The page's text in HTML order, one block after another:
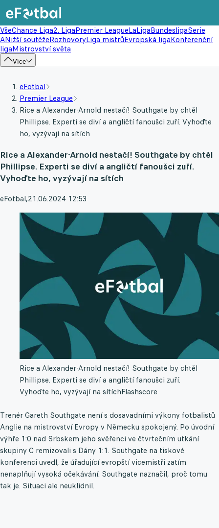
VšeChance Liga2. LigaPremier LeagueLaLigaBundesligaSerie
ANižší soutěžeRozhovoryLiga mistrůEvropská ligaKonferenční
ligaMistrovství světa
Více
eFotbal
Premier League
Rice a Alexander-Arnold nestačí! Southgate by chtěl
Phillipse. Experti se diví a angličtí fanoušci zuří. Vyhoďte
ho, vyzývají na sítích
Rice a Alexander-Arnold nestačí! Southgate by chtěl
Phillipse. Experti se diví a angličtí fanoušci zuří.
Vyhoďte ho, vyzývají na sítích
eFotbal,21.06.2024 12:53
Rice a Alexander-Arnold nestačí! Southgate by chtěl
Phillipse. Experti se diví a angličtí fanoušci zuří.
Vyhoďte ho, vyzývají na sítíchFlashscore
Trenér Gareth Southgate není s dosavadními výkony fotbalistů
Anglie na mistrovství Evropy v Německu spokojený. Po úvodní
výhře 1:0 nad Srbskem jeho svěřenci ve čtvrtečním utkání
skupiny C remizovali s Dány 1:1. Southgate na tiskové
konferenci uvedl, že úřadující evropští vicemistři zatím
nenaplňují vysoká očekávání. Southgate naznačil, proč tomu
tak je. Situaci ale neuklidnil.